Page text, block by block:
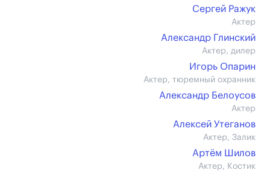
Сергей Ражук
Актер
Александр Глинский
Актер, дилер
Игорь Опарин
Актер, тюремный охранник
Александр Белоусов
Актер
Алексей Утеганов
Актер, Залик
Артём Шилов
Актер, Костик